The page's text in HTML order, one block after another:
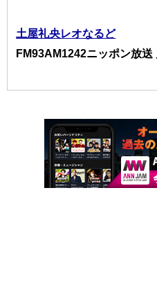
土屋礼央レオなるど
FM93AM1242ニッポン放